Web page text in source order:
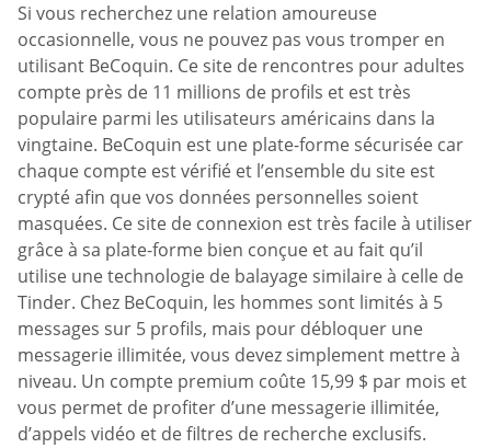
Si vous recherchez une relation amoureuse
occasionnelle, vous ne pouvez pas vous tromper en
utilisant BeCoquin. Ce site de rencontres pour adultes
compte près de 11 millions de profils et est très
populaire parmi les utilisateurs américains dans la
vingtaine. BeCoquin est une plate-forme sécurisée car
chaque compte est vérifié et l’ensemble du site est
crypté afin que vos données personnelles soient
masquées. Ce site de connexion est très facile à utiliser
grâce à sa plate-forme bien conçue et au fait qu’il
utilise une technologie de balayage similaire à celle de
Tinder. Chez BeCoquin, les hommes sont limités à 5
messages sur 5 profils, mais pour débloquer une
messagerie illimitée, vous devez simplement mettre à
niveau. Un compte premium coûte 15,99 $ par mois et
vous permet de profiter d’une messagerie illimitée,
d’appels vidéo et de filtres de recherche exclusifs.